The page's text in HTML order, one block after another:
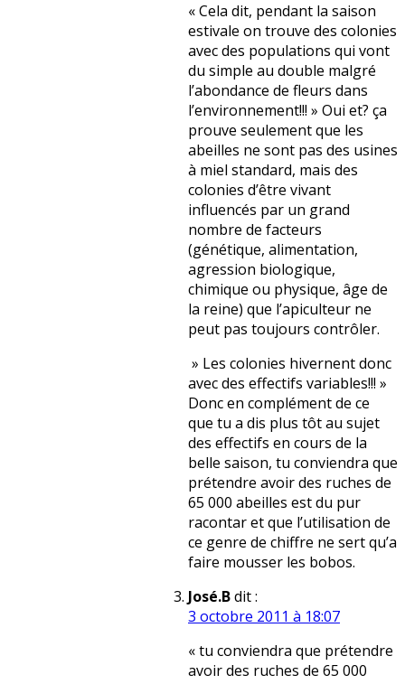
« Cela dit, pendant la saison
estivale on trouve des colonies
avec des populations qui vont
du simple au double malgré
l’abondance de fleurs dans
l’environnement!!! » Oui et? ça
prouve seulement que les
abeilles ne sont pas des usines
à miel standard, mais des
colonies d’être vivant
influencés par un grand
nombre de facteurs
(génétique, alimentation,
agression biologique,
chimique ou physique, âge de
la reine) que l’apiculteur ne
peut pas toujours contrôler.
» Les colonies hivernent donc
avec des effectifs variables!!! »
Donc en complément de ce
que tu a dis plus tôt au sujet
des effectifs en cours de la
belle saison, tu conviendra que
prétendre avoir des ruches de
65 000 abeilles est du pur
racontar et que l’utilisation de
ce genre de chiffre ne sert qu’a
faire mousser les bobos.
José.Bdit :
3 octobre 2011 à 18:07
« tu conviendra que prétendre
avoir des ruches de 65 000